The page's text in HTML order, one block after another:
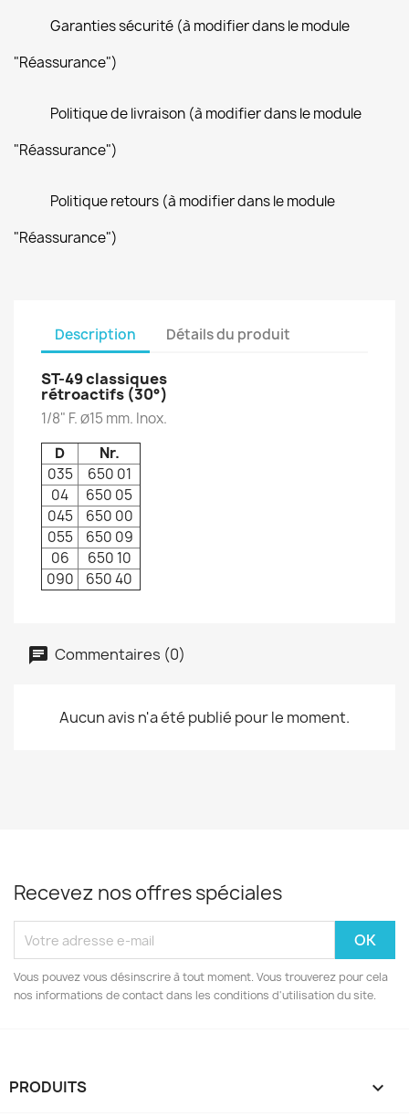
Garanties sécurité (à modifier dans le module
"Réassurance")
Politique de livraison (à modifier dans le module
"Réassurance")
Politique retours (à modifier dans le module
"Réassurance")
Description Détails du produit
ST-49 classiques
rétroactifs (30°)
1/8" F. Ø15 mm. Inox.
D
Nr.
035
650 01
04
650 05
045
650 00
055
650 09
06
650 10
090
650 40
Commentaires (0)
Aucun avis n'a été publié pour le moment.
Recevez nos offres spéciales
Vous pouvez vous désinscrire à tout moment. Vous trouverez pour cela
nos informations de contact dans les conditions d'utilisation du site.
PRODUITS 